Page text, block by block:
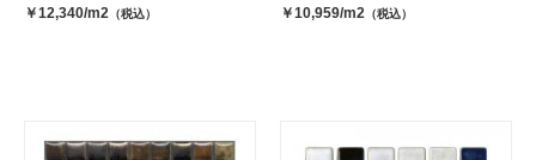
￥12,340/m2 （税込） ￥10,959/m2 （税込）